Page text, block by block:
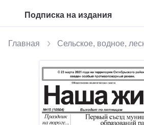
Подписка на издания
Главная Сельское, водное,